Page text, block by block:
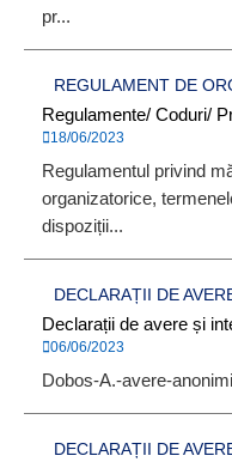
pr...
REGULAMENT DE
Regulamente/ Coduri/
18/06/2023
Regulamentul privind
organizatorice,
dispoziții...
DECLARAȚII DE
Declarații de avere și
06/06/2023
Dobos-A.-avere-
DECLARAȚII DE